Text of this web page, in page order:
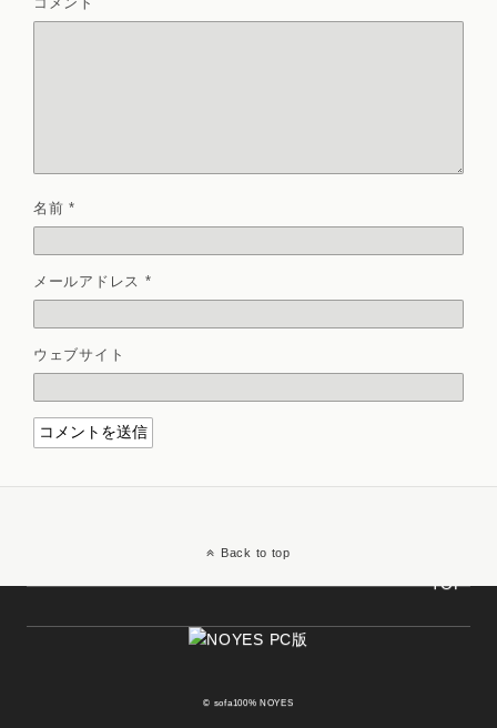
コメント
名前*
メールアドレス *
ウェブサイト
Back to top
© sofa100% NOYES